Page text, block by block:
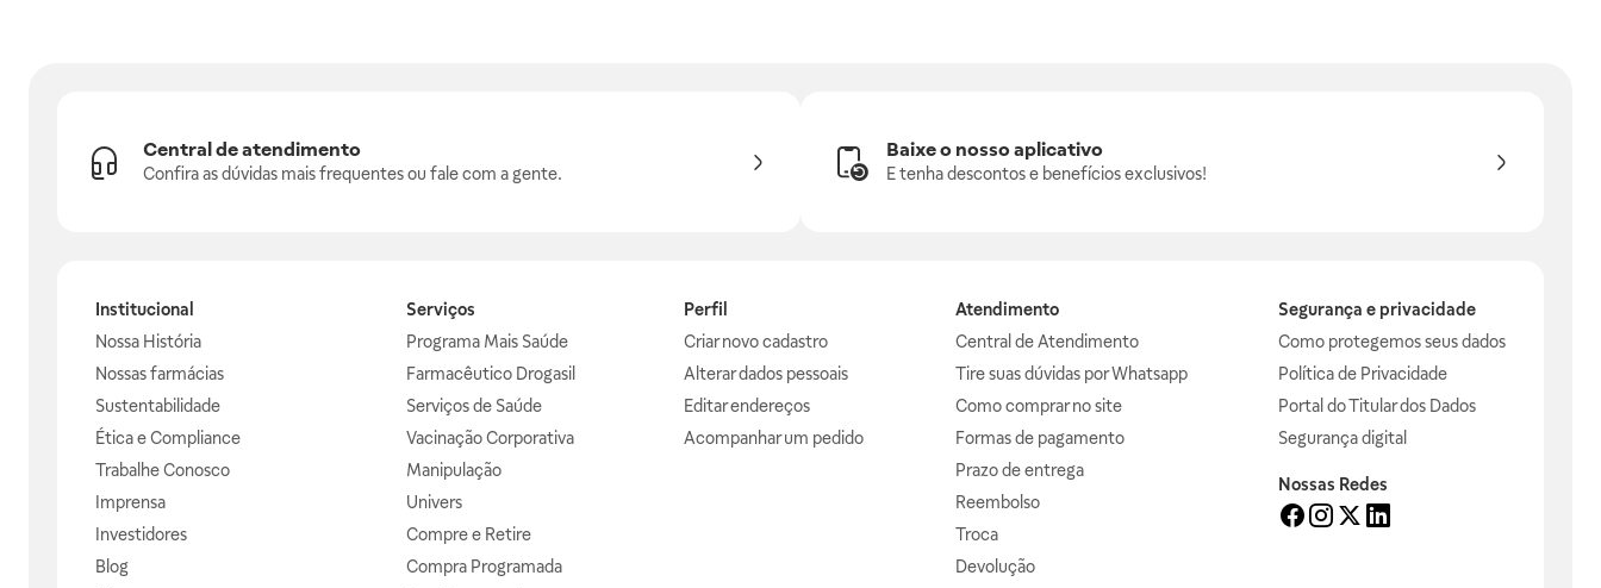
Central de atendimento
Confira as dúvidas mais frequentes ou fale com a gente.
Baixe o nosso aplicativo
E tenha descontos e benefícios exclusivos!
Institucional
Nossa História
Nossas farmácias
Sustentabilidade
Ética e Compliance
Trabalhe Conosco
Imprensa
Investidores
Blog
Serviços
Programa Mais Saúde
Farmacêutico Drogasil
Serviços de Saúde
Vacinação Corporativa
Manipulação
Univers
Compre e Retire
Compra Programada
Perfil
Criar novo cadastro
Alterar dados pessoais
Editar endereços
Acompanhar um pedido
Atendimento
Central de Atendimento
Tire suas dúvidas por Whatsapp
Como comprar no site
Formas de pagamento
Prazo de entrega
Reembolso
Troca
Devolução
Segurança e privacidade
Como protegemos seus dados
Política de Privacidade
Portal do Titular dos Dados
Segurança digital
Nossas Redes